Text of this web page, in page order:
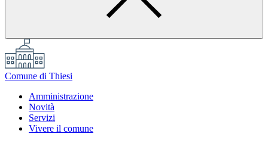
Comune di Thiesi
Amministrazione
Novità
Servizi
Vivere il comune